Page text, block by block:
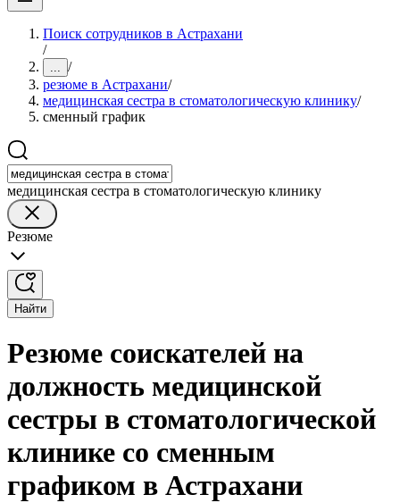
Поиск сотрудников в Астрахани
/
... /
резюме в Астрахани/
медицинская сестра в стоматологическую клинику/
сменный график
медицинская сестра в стоматологическую клинику
Резюме
Найти
Резюме соискателей на
должность медицинской
сестры в стоматологической
клинике со сменным
графиком в Астрахани